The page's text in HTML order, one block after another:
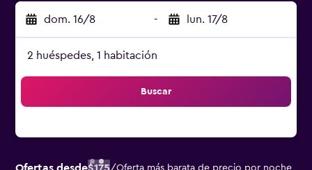
dom. 16/8 - lun. 17/8
2 huéspedes, 1 habitación
Buscar
/Oferta más barata de precio por noche